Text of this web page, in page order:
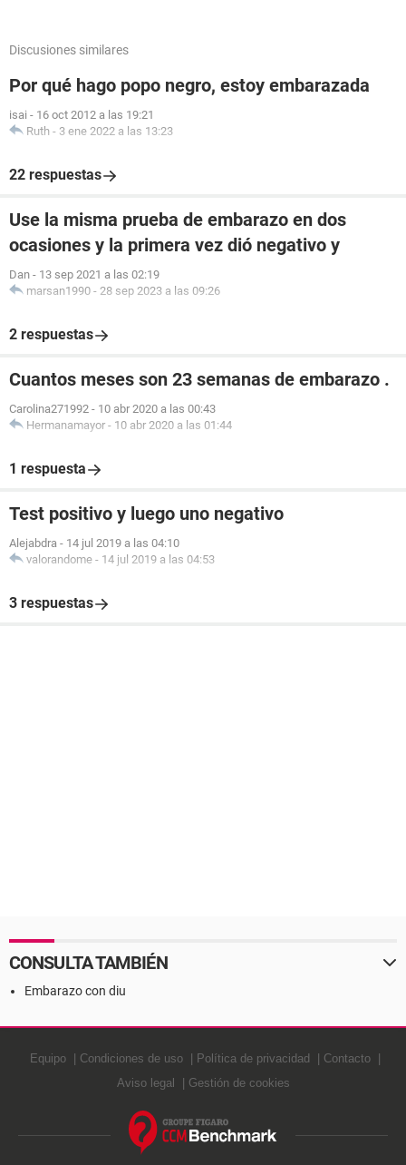
Discusiones similares
Por qué hago popo negro, estoy embarazada
isai - 16 oct 2012 a las 19:21
Ruth - 3 ene 2022 a las 13:23
22 respuestas
Use la misma prueba de embarazo en dos
ocasiones y la primera vez dió negativo y
Dan - 13 sep 2021 a las 02:19
marsan1990 - 28 sep 2023 a las 09:26
2 respuestas
Cuantos meses son 23 semanas de embarazo .
Carolina271992 - 10 abr 2020 a las 00:43
Hermanamayor - 10 abr 2020 a las 01:44
1 respuesta
Test positivo y luego uno negativo
Alejabdra - 14 jul 2019 a las 04:10
valorandome - 14 jul 2019 a las 04:53
3 respuestas
CONSULTA TAMBIÉN
Embarazo con diu
Equipo Condiciones de uso Política de privacidad
Contacto
Aviso legal
Gestión de cookies